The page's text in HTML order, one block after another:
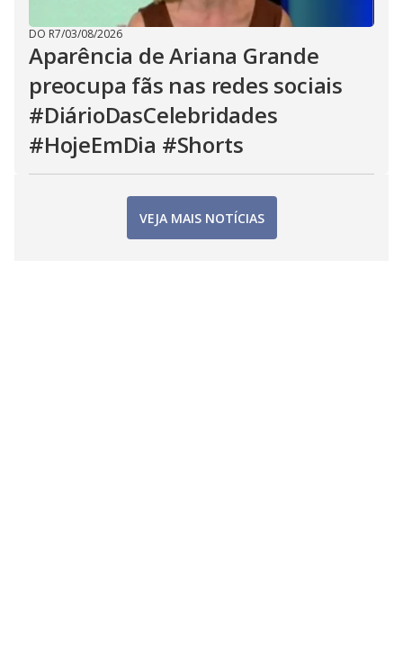
DO R7/03/08/2026
Aparência de Ariana Grande
preocupa fãs nas redes sociais
#DiárioDasCelebridades
#HojeEmDia #Shorts
VEJA MAIS NOTÍCIAS